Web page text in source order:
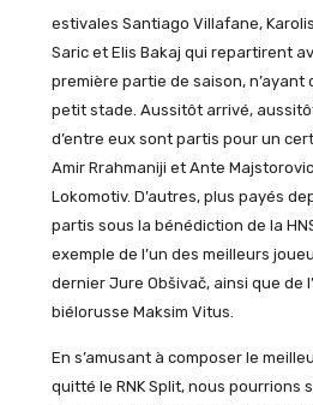
estivales Santiago Villafane,
Saric et Elis Bakaj qui repartirent
première partie de saison, n’ayant
petit stade. Aussitôt arrivé,
d’entre eux sont partis pour un
Amir Rrahmaniji et Ante
Lokomotiv. D’autres, plus payés
partis sous la bénédiction de la
exemple de l’un des meilleurs
dernier Jure Obšivač, ainsi que de
biélorusse Maksim Vitus.
En s’amusant à composer le
quitté le RNK Split, nous pourrions